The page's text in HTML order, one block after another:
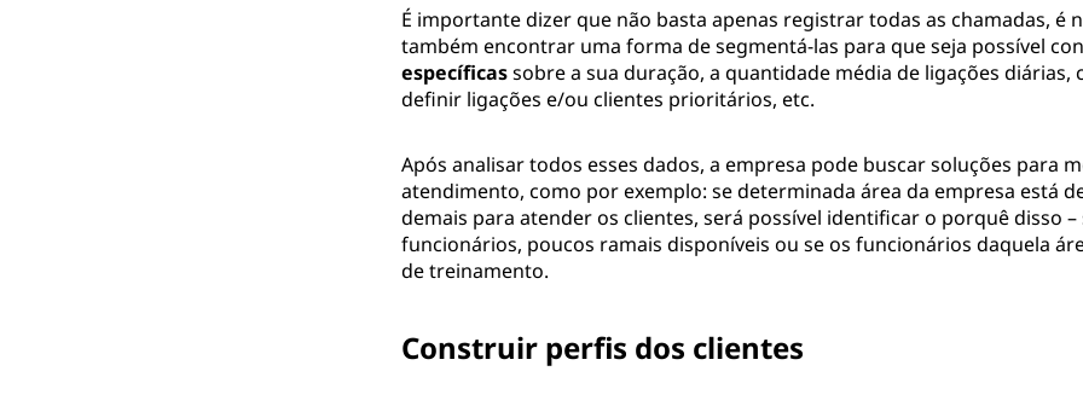
É importante dizer que não basta apenas registrar todas as chamadas, é
também encontrar uma forma de segmentá-las para que seja possível
específicassobre a sua duração, a quantidade média de ligações diárias,
definir ligações e/ou clientes prioritários, etc.
Após analisar todos esses dados, a empresa pode buscar soluções para
atendimento, como por exemplo: se determinada área da empresa está
demais para atender os clientes, será possível identificar o porquê disso –
funcionários, poucos ramais disponíveis ou se os funcionários daquela
de treinamento.
Construir perfis dos clientes